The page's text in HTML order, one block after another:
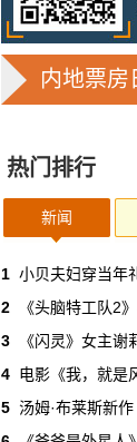
32%，AI飙升到
华策拿《西游
一个做了几十
再是草根创业
6月30日 11:34:00
7月1日起AI
的，平台自己
过去两年，AI
吃掉了整个微短
内地票房
热门排行
新闻
1 小贝夫妇穿当年
2
《头脑特工队2
3
《闪灵》女主谢
4 电影《我，就是
5 汤姆·布莱斯新